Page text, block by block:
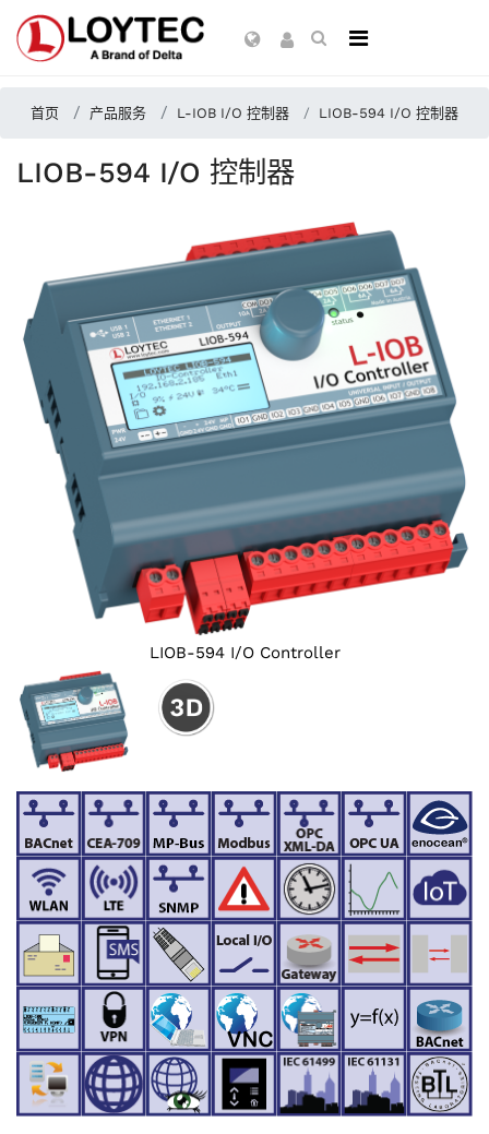
首页 产品服务 L-IOB I/O 控制器 LIOB-594 I/O 控制器
LIOB-594 I/O 控制器
LIOB-594 I/O Controller